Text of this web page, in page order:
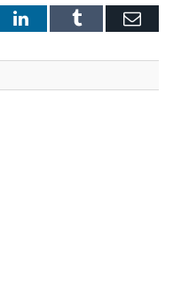
LinkedInTumblr E-